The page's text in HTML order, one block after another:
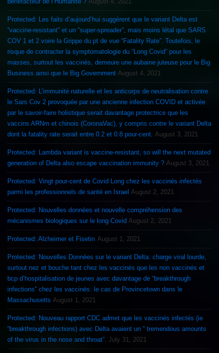
Protected: Les faits d’aujourd’hui suggèrent que le variant Delta est
“vaccine-resistant” et un “super-spreader”, mais moins létal que SARS
COV 1 et 2 voire la Grippe du pt de vue “Fatality Rate”. Toutefois, le
risque de contracter la symptomatologie du “Long Covid” pour les
masses, surtout les vaccinés, demeure une aubaine juteuse pour le Big
Business ainsi que le Big Government August 4, 2021
Protected: L’immunité naturelle et les anticorps de neutralisation contre
le Sars Cov 2 provoquée par une ancienne infection COVID et activée
par le savoir-faire holistique serait davantage protectrice que les
vaccins ARNm et chinois (CoronaVac), y compris contre le variant Delta
dont la fatality rate serait entre 0.2 et 0.8 pour-cent. August 3, 2021
Protected: Lambda variant is vaccine-resistant, so will the next mutated
generation of Delta also escape vaccination immunity ? August 3, 2021
Protected: Vingt pour-cent de Covid Long chez les vaccinés infectés
parmi les professionnels de santé en Israel August 2, 2021
Protected: Nouvelles données et nouvelle compréhension des
mécanismes biologiques sur le long Covid August 2, 2021
Protected: Alzheimer et Fisetin August 1, 2021
Protected: Nouvelles Données sur le variant Delta: charge viral lourde,
surtout nez et bouche tant chez les vaccinés que les non vaccinés et
bcp d’hospitalisation de jeunes avec davantage de “breakthrough
infections” chez les vaccinés: le cas de Provincetown dans le
Massachusetts August 1, 2021
Protected: Nouveau rapport CDC admet que les vaccinés infectés (ie
“breakthrough infections) avec Delta avaient un ” tremendous amounts
of the virus in the nose and throat”. July 31, 2021